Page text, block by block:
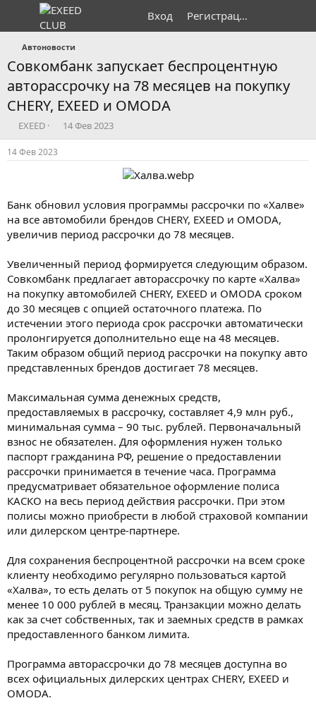
Вход Регистрация
Автоновости
Совкомбанк запускает беспроцентную
авторассрочку на 78 месяцев на покупку
CHERY, EXEED и OMODA
А
в
т
о
е
ы
EXEED
Д
а
а
ч
л
а
14 Фев 2023
14 Фев 2023
Банк обновил условия программы рассрочки по «Халве»
на все автомобили брендов CHERY, EXEED и OMODA,
увеличив период рассрочки до 78 месяцев.
Увеличенный период формируется следующим образом.
Совкомбанк предлагает авторассрочку по карте «Халва»
на покупку автомобилей CHERY, EXEED и OMODA сроком
до 30 месяцев с опцией остаточного платежа. По
истечении этого периода срок рассрочки автоматически
пролонгируется дополнительно еще на 48 месяцев.
Таким образом общий период рассрочки на покупку авто
представленных брендов достигает 78 месяцев.
Максимальная сумма денежных средств,
предоставляемых в рассрочку, составляет 4,9 млн руб.,
минимальная сумма – 90 тыс. рублей. Первоначальный
взнос не обязателен. Для оформления нужен только
паспорт гражданина РФ, решение о предоставлении
рассрочки принимается в течение часа. Программа
предусматривает обязательное оформление полиса
КАСКО на весь период действия рассрочки. При этом
полисы можно приобрести в любой страховой компании
или дилерском центре-партнере.
Для сохранения беспроцентной рассрочки на всем сроке
клиенту необходимо регулярно пользоваться картой
«Халва», то есть делать от 5 покупок на общую сумму не
менее 10 000 рублей в месяц. Транзакции можно делать
как за счет собственных, так и заемных средств в рамках
предоставленного банком лимита.
Программа авторассрочки до 78 месяцев доступна во
всех официальных дилерских центрах CHERY, EXEED и
OMODA.